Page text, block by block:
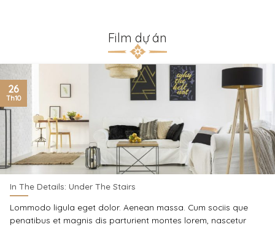
Film dự án
In The Details: Under The Stairs
Lommodo ligula eget dolor. Aenean massa. Cum sociis que
penatibus et magnis dis parturient montes lorem, nascetur
26
Th10